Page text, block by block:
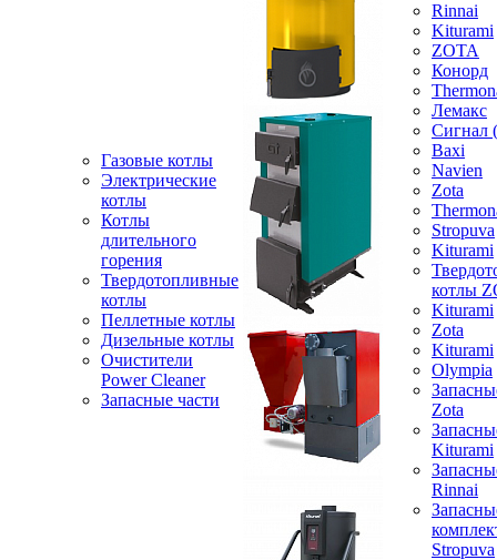
Газовые котлы
Электрические
котлы
Котлы
длительного
горения
Твердотопливные
котлы
Пеллетные котлы
Дизельные котлы
Очистители
Power Cleaner
Запасные части
Rinnai
Kiturami
ZOTA
Конорд
Лемакс
Baxi
Navien
Zota
Stropuva
Kiturami
котлы
Kiturami
Zota
Kiturami
Olympia
Zota
Kiturami
Rinnai
Stropuva